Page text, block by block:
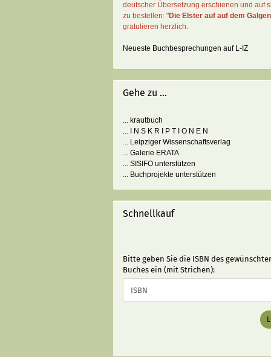
deutscher Übersetzung erschienen und auf
zu bestellen: "Die Elster auf auf dem Galgen
gratulieren herzlich.
Neueste Buchbesprechungen auf L-IZ
Gehe zu ...
... krautbuch
... I N S K R I P T I O N E N
... Leipziger Wissenschaftsverlag
... Galerie ERATA
... SISIFO unterstützen
... Buchprojekte unterstützen
Schnellkauf
BITTE
GEBEN
SIE
DIE
ISBN
Bitte geben Sie die ISBN des
Buches ein (mit Strichen):